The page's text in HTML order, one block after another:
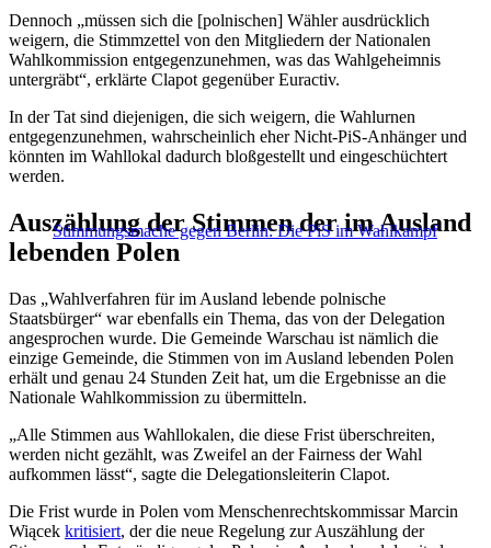
Dennoch „müssen sich die [polnischen] Wähler ausdrücklich
weigern, die Stimmzettel von den Mitgliedern der Nationalen
Wahlkommission entgegenzunehmen, was das Wahlgeheimnis
untergräbt“, erklärte Clapot gegenüber Euractiv.
In der Tat sind diejenigen, die sich weigern, die Wahlurnen
entgegenzunehmen, wahrscheinlich eher Nicht-PiS-Anhänger und
könnten im Wahllokal dadurch bloßgestellt und eingeschüchtert
werden.
Stimmungsmache gegen Berlin: Die PiS im Wahlkampf
Auszählung der Stimmen der im Ausland
lebenden Polen
Das „Wahlverfahren für im Ausland lebende polnische
Staatsbürger“ war ebenfalls ein Thema, das von der Delegation
angesprochen wurde. Die Gemeinde Warschau ist nämlich die
einzige Gemeinde, die Stimmen von im Ausland lebenden Polen
erhält und genau 24 Stunden Zeit hat, um die Ergebnisse an die
Nationale Wahlkommission zu übermitteln.
„Alle Stimmen aus Wahllokalen, die diese Frist überschreiten,
werden nicht gezählt, was Zweifel an der Fairness der Wahl
aufkommen lässt“, sagte die Delegationsleiterin Clapot.
Die Frist wurde in Polen vom Menschenrechtskommissar Marcin
Wiącek kritisiert, der die neue Regelung zur Auszählung der